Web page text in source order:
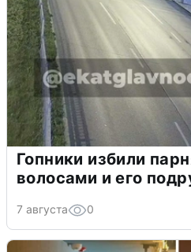
Гопники избили
волосами и его
7 августа 0